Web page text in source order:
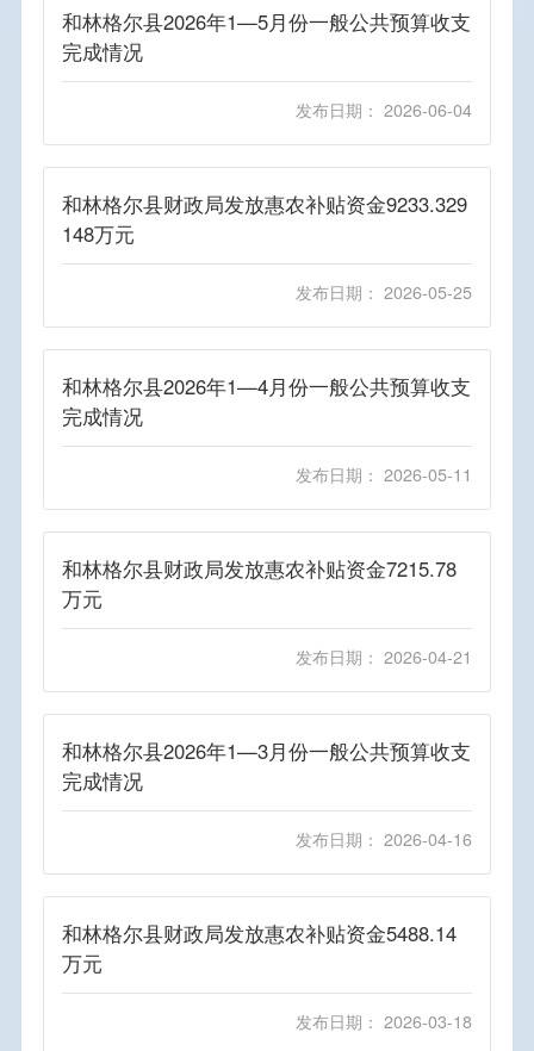
和林格尔县2026年1—5月份一般公共预算收支
完成情况
发布日期： 2026-06-04
和林格尔县财政局发放惠农补贴资金9233.329
148万元
发布日期： 2026-05-25
和林格尔县2026年1—4月份一般公共预算收支
完成情况
发布日期： 2026-05-11
和林格尔县财政局发放惠农补贴资金7215.78
万元
发布日期： 2026-04-21
和林格尔县2026年1—3月份一般公共预算收支
完成情况
发布日期： 2026-04-16
和林格尔县财政局发放惠农补贴资金5488.14
万元
发布日期： 2026-03-18